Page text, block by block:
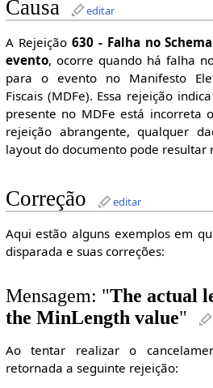
Causa editar
A Rejeição 630 - Falha no
evento, ocorre quando há falha
para o evento no Manifesto
Fiscais (MDFe). Essa rejeição
presente no MDFe está incorreta
rejeição abrangente, qualquer
layout do documento pode resultar
Correção editar
Aqui estão alguns exemplos em
disparada e suas correções:
Mensagem: "The actual
the MinLength value"
Ao tentar realizar o
retornada a seguinte rejeição: